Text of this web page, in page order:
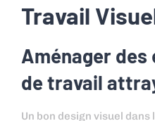
Travail
Aménager
de travail
Un bon design visuel